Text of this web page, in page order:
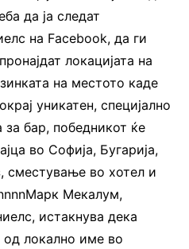
да ја следат
на Facebook, да ги
локацијата на
на местото каде
уникатен, специјално
за бар, победникот ќе
во Софија, Бугарија,
сместување во хотел и
Мекалум,
истакнува дека
од локално име во